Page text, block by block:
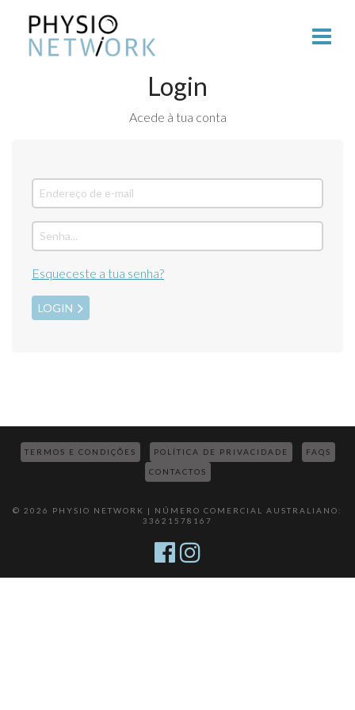
Login
Acede à tua conta
Esqueceste a tua senha?
LOGIN
TERMOS E CONDIÇÕES POLÍTICA DE PRIVACIDADE FAQS
CONTACTOS
© 2026 PHYSIO NETWORK | NÚMERO COMERCIAL AUSTRALIANO:
33621578167